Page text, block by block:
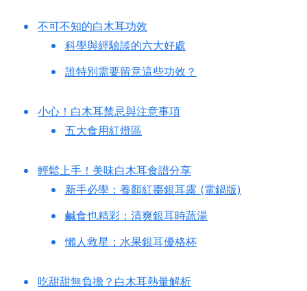
不可不知的白木耳功效
科學與經驗談的六大好處
誰特別需要留意這些功效？
小心！白木耳禁忌與注意事項
五大食用紅燈區
輕鬆上手！美味白木耳食譜分享
新手必學：養顏紅棗銀耳露 (電鍋版)
鹹食也精彩：清爽銀耳時蔬湯
懶人救星：水果銀耳優格杯
吃甜甜無負擔？白木耳熱量解析